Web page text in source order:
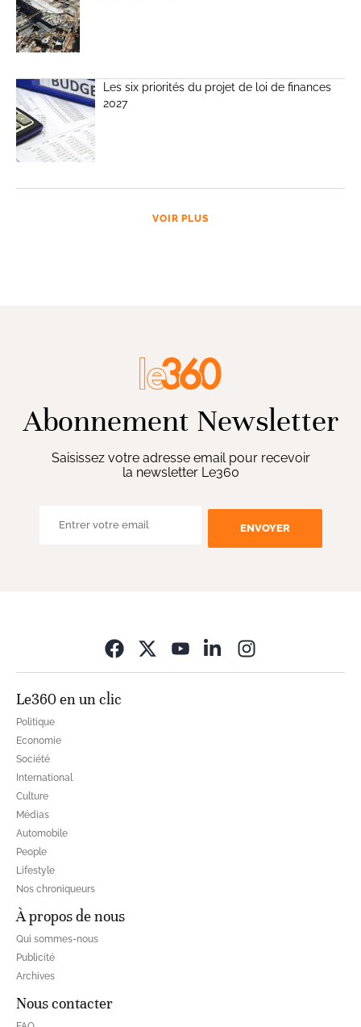
Les six priorités du projet de loi de finances
2027
VOIR PLUS
Abonnement Newsletter
Saisissez votre adresse email pour recevoir
la newsletter Le360
ENVOYER
Le360 en un clic
Politique
Economie
Société
International
Culture
Médias
Automobile
People
Lifestyle
Nos chroniqueurs
À propos de nous
Qui sommes-nous
Publicité
Archives
Nous contacter